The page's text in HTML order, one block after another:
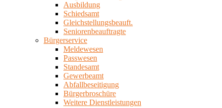
Ausbildung
Schiedsamt
Gleichstellungsbeauft.
Seniorenbeauftragte
Bürgerservice
Meldewesen
Passwesen
Standesamt
Gewerbeamt
Abfallbeseitigung
Bürgerbroschüre
Weitere Dienstleistungen